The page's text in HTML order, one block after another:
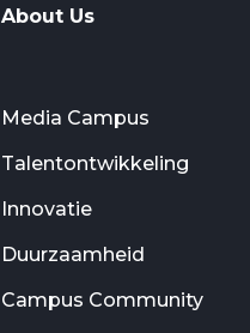
About Us
Media Campus
Talentontwikkeling
Innovatie
Duurzaamheid
Campus Community